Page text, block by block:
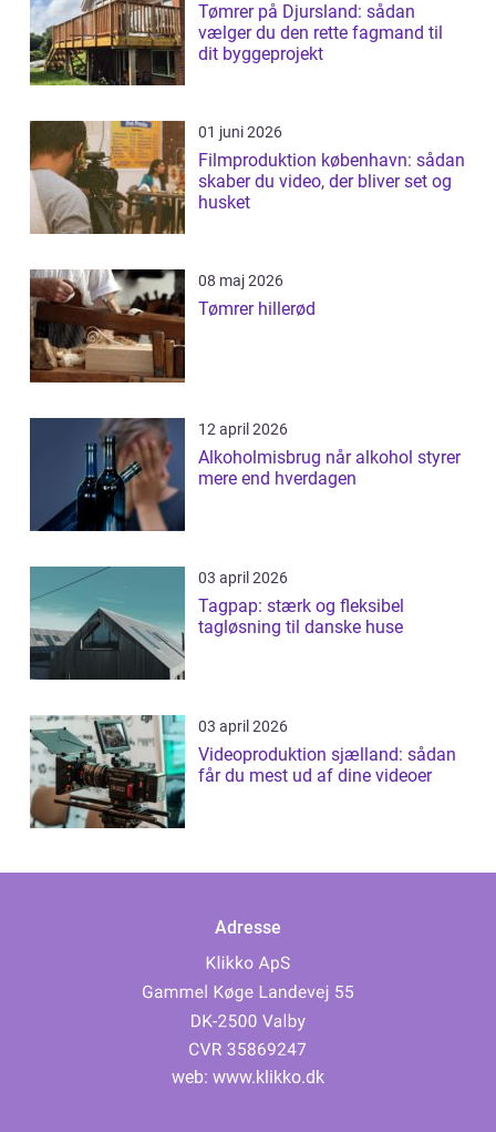
Tømrer på Djursland: sådan
vælger du den rette fagmand til
dit byggeprojekt
01 juni 2026
Filmproduktion københavn: sådan
skaber du video, der bliver set og
husket
08 maj 2026
Tømrer hillerød
12 april 2026
Alkoholmisbrug når alkohol styrer
mere end hverdagen
03 april 2026
Tagpap: stærk og fleksibel
tagløsning til danske huse
03 april 2026
Videoproduktion sjælland: sådan
får du mest ud af dine videoer
Adresse
web: www.klikko.dk